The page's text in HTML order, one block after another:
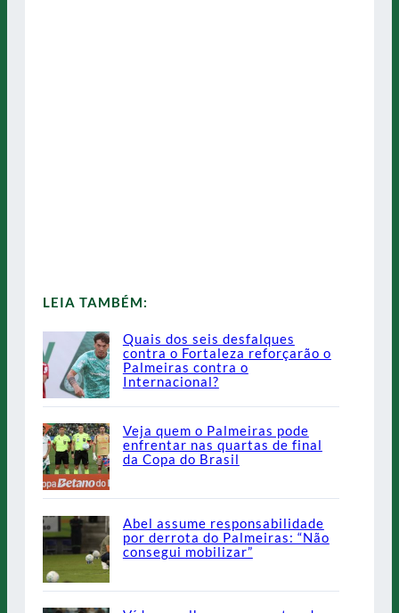
LEIA TAMBÉM:
Quais dos seis desfalques
contra o Fortaleza reforçarão o
Palmeiras contra o
Internacional?
Veja quem o Palmeiras pode
enfrentar nas quartas de final
da Copa do Brasil
Abel assume responsabilidade
por derrota do Palmeiras: “Não
consegui mobilizar”